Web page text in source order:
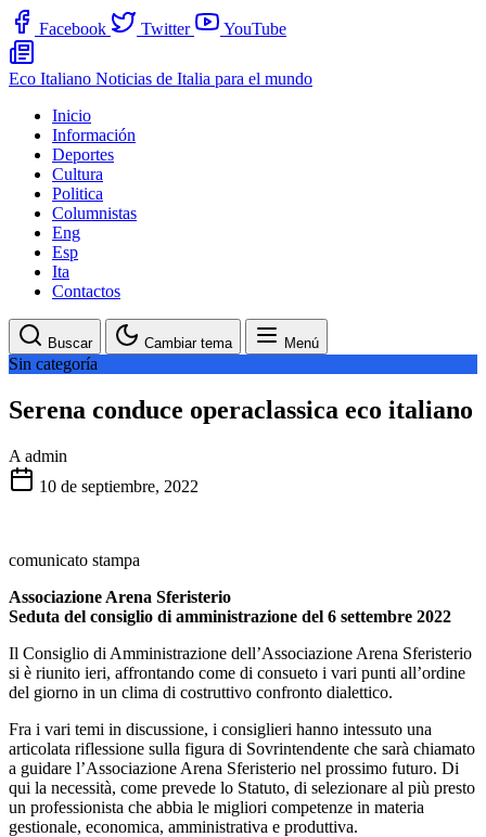
Facebook Twitter YouTube
Eco Italiano Noticias de Italia para el mundo
Inicio
Información
Deportes
Cultura
Politica
Columnistas
Eng
Esp
Ita
Contactos
Buscar Cambiar tema Menú
Sin categoría
Serena conduce operaclassica eco italiano
A admin
10 de septiembre, 2022
comunicato stampa
Associazione Arena Sferisterio
Seduta del consiglio di amministrazione del 6 settembre 2022
Il Consiglio di Amministrazione dell’Associazione Arena Sferisterio
si è riunito ieri, affrontando come di consueto i vari punti all’ordine
del giorno in un clima di costruttivo confronto dialettico.
Fra i vari temi in discussione, i consiglieri hanno intessuto una
articolata riflessione sulla figura di Sovrintendente che sarà chiamato
a guidare l’Associazione Arena Sferisterio nel prossimo futuro. Di
qui la necessità, come prevede lo Statuto, di selezionare al più presto
un professionista che abbia le migliori competenze in materia
gestionale, economica, amministrativa e produttiva.